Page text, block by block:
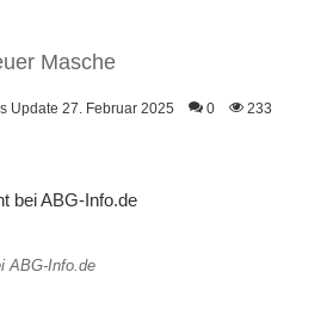
Masche
Update 27. Februar 2025 0 233
ABG-Info.de